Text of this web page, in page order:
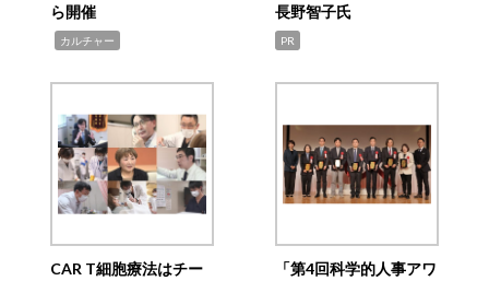
ら開催
カルチャー
長野智子氏
PR
CAR T細胞療法はチー
「第4回科学的人事アワ